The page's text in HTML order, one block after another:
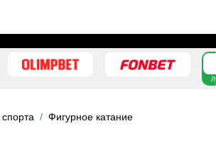
Фигурное катание